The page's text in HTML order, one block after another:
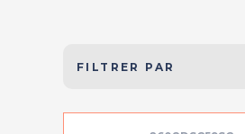
FILTRER PAR